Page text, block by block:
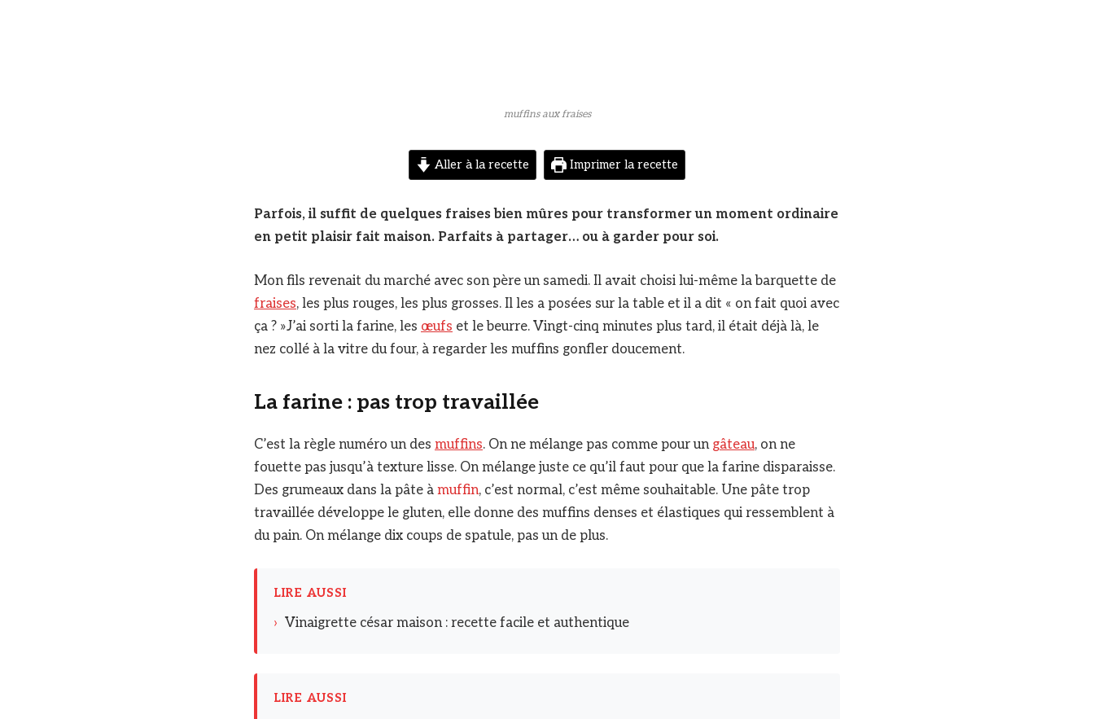
muffins aux fraises
Aller à la recette Imprimer la recette
Parfois, il suffit de quelques fraises bien mûres pour transformer un moment ordinaire
en petit plaisir fait maison. Parfaits à partager… ou à garder pour soi.
Mon fils revenait du marché avec son père un samedi. Il avait choisi lui-même la barquette de
fraises, les plus rouges, les plus grosses. Il les a posées sur la table et il a dit « on fait quoi avec
ça ? »J’ai sorti la farine, les œufs et le beurre. Vingt-cinq minutes plus tard, il était déjà là, le
nez collé à la vitre du four, à regarder les muffins gonfler doucement.
La farine : pas trop travaillée
C’est la règle numéro un des muffins. On ne mélange pas comme pour un gâteau, on ne
fouette pas jusqu’à texture lisse. On mélange juste ce qu’il faut pour que la farine disparaisse.
Des grumeaux dans la pâte à muffin, c’est normal, c’est même souhaitable. Une pâte trop
travaillée développe le gluten, elle donne des muffins denses et élastiques qui ressemblent à
du pain. On mélange dix coups de spatule, pas un de plus.
LIRE AUSSI
› Vinaigrette césar maison : recette facile et authentique
LIRE AUSSI